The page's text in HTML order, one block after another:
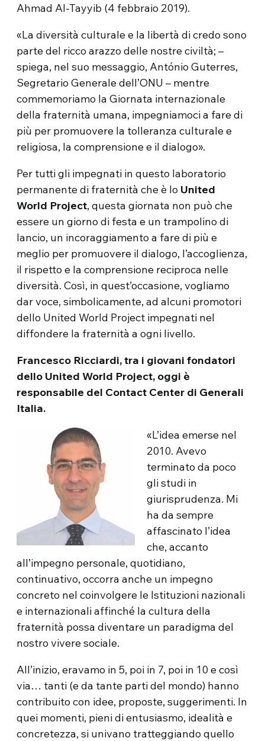
Ahmad Al-Tayyib (4 febbraio 2019).
«La diversità culturale e la libertà di credo sono
parte del ricco arazzo delle nostre civiltà; –
spiega, nel suo messaggio, António Guterres,
Segretario Generale dell’ONU – mentre
commemoriamo la Giornata internazionale
della fraternità umana, impegniamoci a fare di
più per promuovere la tolleranza culturale e
religiosa, la comprensione e il dialogo».
Per tutti gli impegnati in questo laboratorio
permanente di fraternità che è lo United
World Project, questa giornata non può che
essere un giorno di festa e un trampolino di
lancio, un incoraggiamento a fare di più e
meglio per promuovere il dialogo, l’accoglienza,
il rispetto e la comprensione reciproca nelle
diversità. Così, in quest’occasione, vogliamo
dar voce, simbolicamente, ad alcuni promotori
dello United World Project impegnati nel
diffondere la fraternità a ogni livello.
Francesco Ricciardi, tra i giovani fondatori
dello United World Project, oggi è
responsabile del Contact Center di Generali
Italia.
«L’idea emerse nel
2010. Avevo
terminato da poco
gli studi in
giurisprudenza. Mi
ha da sempre
affascinato l’idea
che, accanto
all’impegno personale, quotidiano,
continuativo, occorra anche un impegno
concreto nel coinvolgere le Istituzioni nazionali
e internazionali affinché la cultura della
fraternità possa diventare un paradigma del
nostro vivere sociale.
All’inizio, eravamo in 5, poi in 7, poi in 10 e così
via… tanti (e da tante parti del mondo) hanno
contribuito con idee, proposte, suggerimenti. In
quei momenti, pieni di entusiasmo, idealità e
concretezza, si univano tratteggiando quello